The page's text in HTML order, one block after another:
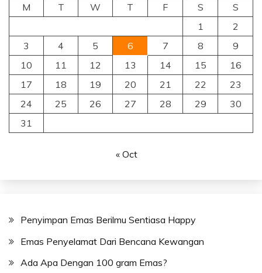
M
T W T F S
S
1
2
3
4 5 6 7 8
9
10
11 12 13 14 15
16
17
18 19 20 21 22
23
24
25 26 27 28 29
30
31
« Oct
Penyimpan Emas Berilmu Sentiasa Happy
Emas Penyelamat Dari Bencana Kewangan
Ada Apa Dengan 100 gram Emas?